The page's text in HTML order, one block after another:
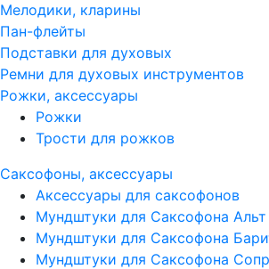
Мелодики, кларины
Пан-флейты
Подставки для духовых
Ремни для духовых инструментов
Рожки, аксессуары
Рожки
Трости для рожков
Саксофоны, аксессуары
Аксессуары для саксофонов
Мундштуки для Саксофона Альт
Мундштуки для Саксофона
Мундштуки для Саксофона